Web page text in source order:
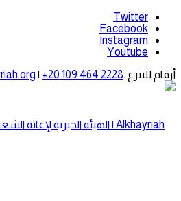
Twitter
Facebook
Instagram
Youtube
أرقام للتبرع :+20 109 464 2228
|